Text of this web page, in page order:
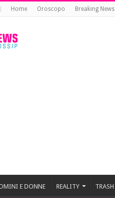
Home Oroscopo Breaking News
E DONNE REALITY TRASH